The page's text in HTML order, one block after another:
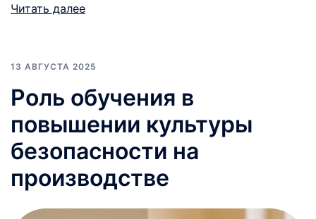
Читать далее
13 АВГУСТА 2025
Роль обучения в
повышении культуры
безопасности на
производстве